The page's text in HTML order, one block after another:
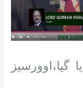
گیا،اوورسیز